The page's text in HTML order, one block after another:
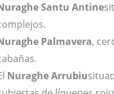
Santu Antine
Palmavera,
Nuraghe Arrubiu